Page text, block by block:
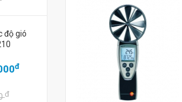
độ gió
đ
đ
Máy đo tốc độ gió
và nhiệt độ Kimo
111 24724
16.600.000